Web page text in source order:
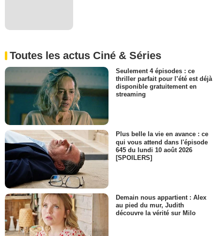
Toutes les actus Ciné & Séries
Seulement 4 épisodes : ce
thriller parfait pour l’été est déjà
disponible gratuitement en
streaming
Plus belle la vie en avance : ce
qui vous attend dans l'épisode
645 du lundi 10 août 2026
[SPOILERS]
Demain nous appartient : Alex
au pied du mur, Judith
découvre la vérité sur Milo